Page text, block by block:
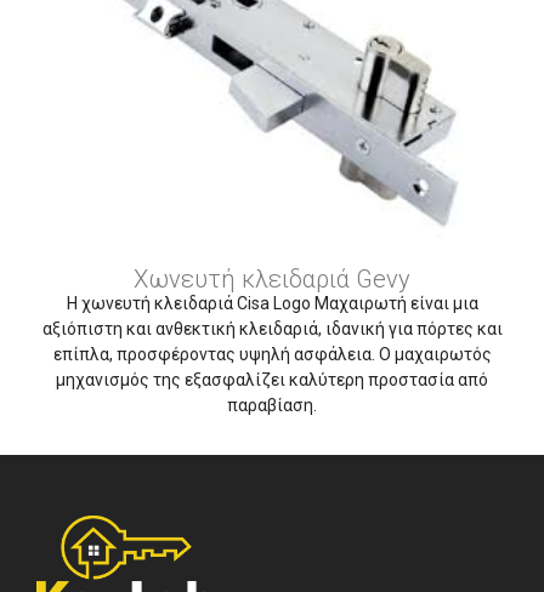
Χωνευτή κλειδαριά Gevy
Η χωνευτή κλειδαριά Cisa Logo Μαχαιρωτή είναι μια
αξιόπιστη και ανθεκτική κλειδαριά, ιδανική για πόρτες και
επίπλα, προσφέροντας υψηλή ασφάλεια. Ο μαχαιρωτός
μηχανισμός της εξασφαλίζει καλύτερη προστασία από
παραβίαση.